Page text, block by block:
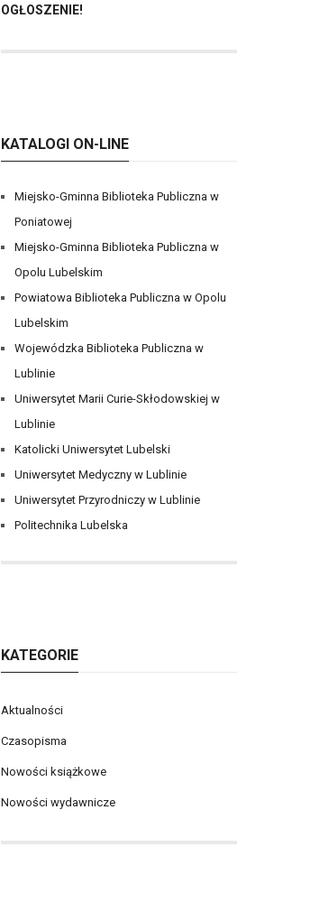
OGŁOSZENIE!
KATALOGI ON-LINE
Miejsko-Gminna Biblioteka Publiczna w
Poniatowej
Miejsko-Gminna Biblioteka Publiczna w
Opolu Lubelskim
Powiatowa Biblioteka Publiczna w Opolu
Lubelskim
Wojewódzka Biblioteka Publiczna w
Lublinie
Uniwersytet Marii Curie-Skłodowskiej w
Lublinie
Katolicki Uniwersytet Lubelski
Uniwersytet Medyczny w Lublinie
Uniwersytet Przyrodniczy w Lublinie
Politechnika Lubelska
KATEGORIE
Aktualności
Czasopisma
Nowości książkowe
Nowości wydawnicze